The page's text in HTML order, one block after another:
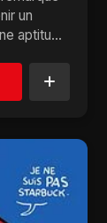
un
aptitu...